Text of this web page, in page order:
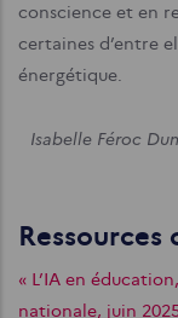
conscience et en
certaines d’entre
énergétique.
Isabelle Féroc
« L’IA en
nationale, juin